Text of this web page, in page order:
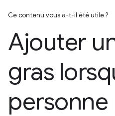
Ce contenu vous a-t-il été utile ?
Ajouter
gras
personne